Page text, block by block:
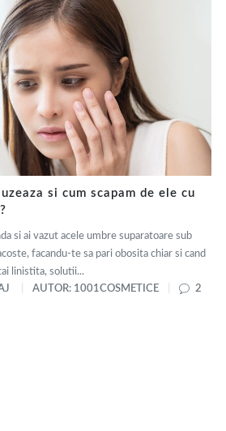
si cum scapam de ele cu
si ai vazut acele umbre suparatoare sub
facandu-te sa pari obosita chiar si cand
linistita, solutii...
AUTOR: 1001COSMETICE 2